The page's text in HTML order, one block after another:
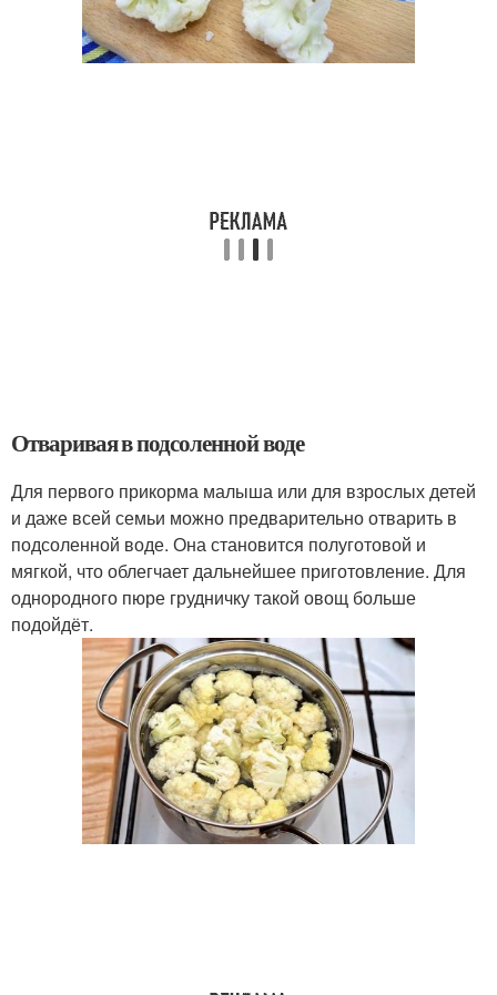
Отваривая в подсоленной воде
Для первого прикорма малыша или для взрослых детей
и даже всей семьи можно предварительно отварить в
подсоленной воде. Она становится полуготовой и
мягкой, что облегчает дальнейшее приготовление. Для
однородного пюре грудничку такой овощ больше
подойдёт.